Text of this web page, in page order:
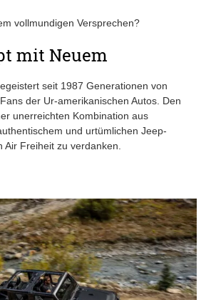
vollmundigen Versprechen?
mit Neuem
seit 1987 Generationen von
der Ur-amerikanischen Autos. Den
unerreichten Kombination aus
und urtümlichen Jeep-
Air Freiheit zu verdanken.